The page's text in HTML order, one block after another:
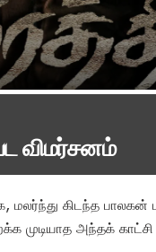
விமர்சனம்
மலர்ந்து கிடந்த
முடியாத அந்தக்